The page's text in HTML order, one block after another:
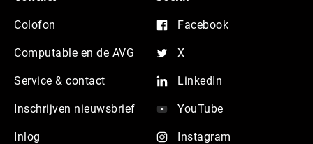
Colofon
Computable en de AVG
Service & contact
Inschrijven nieuwsbrief
Inlog
Facebook
X
LinkedIn
YouTube
Instagram